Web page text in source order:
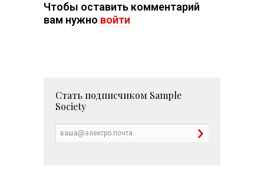
Чтобы оставить комментарий
вам нужно войти
Стать подписчиком Sample
Society